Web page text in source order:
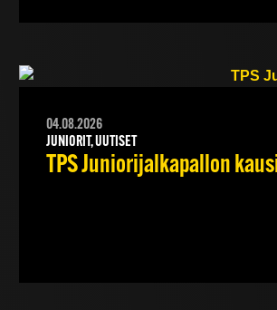
04.08.2026
JUNIORIT, UUTISET
TPS Juniorijalkapallon